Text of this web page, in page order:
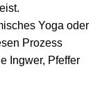
Yoga oder
Prozess
Ingwer, Pfeffer